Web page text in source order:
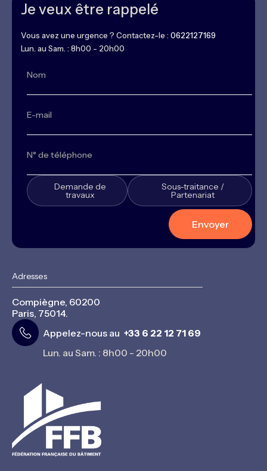
Je veux être rappelé
Vous avez une urgence ? Contactez-le : 0622127169
Lun. au Sam. : 8h00 - 20h00
Demande de
travaux
Sous-traitance /
Partenariat
Adresses
Compiègne, 60200
Paris, 75014.
Appelez-nous au +33 6 22 12 71 69
Lun. au Sam. : 8h00 - 20h00